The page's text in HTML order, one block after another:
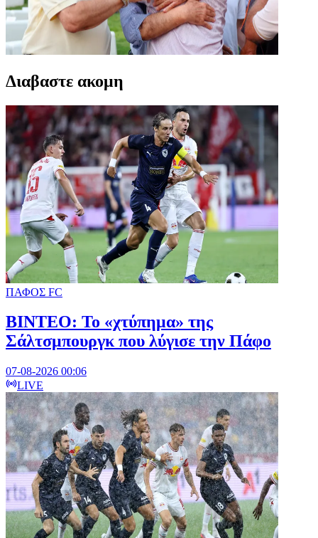
Διαβαστε ακομη
ΠΑΦΟΣ FC
ΒΙΝΤΕΟ: Το «χτύπημα» της
Σάλτσμπουργκ που λύγισε την Πάφο
07-08-2026 00:06
LIVE